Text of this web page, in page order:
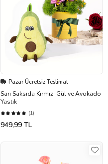
Pazar Ücretsiz Teslimat
Sarı Saksıda Kırmızı Gül ve Avokado
Yastık
(1)
949,99 TL